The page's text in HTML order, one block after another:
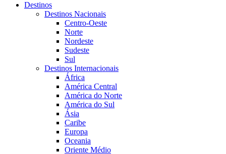
Destinos
Destinos Nacionais
Centro-Oeste
Norte
Nordeste
Sudeste
Sul
Destinos Internacionais
África
América Central
América do Norte
América do Sul
Ásia
Caribe
Europa
Oceania
Oriente Médio